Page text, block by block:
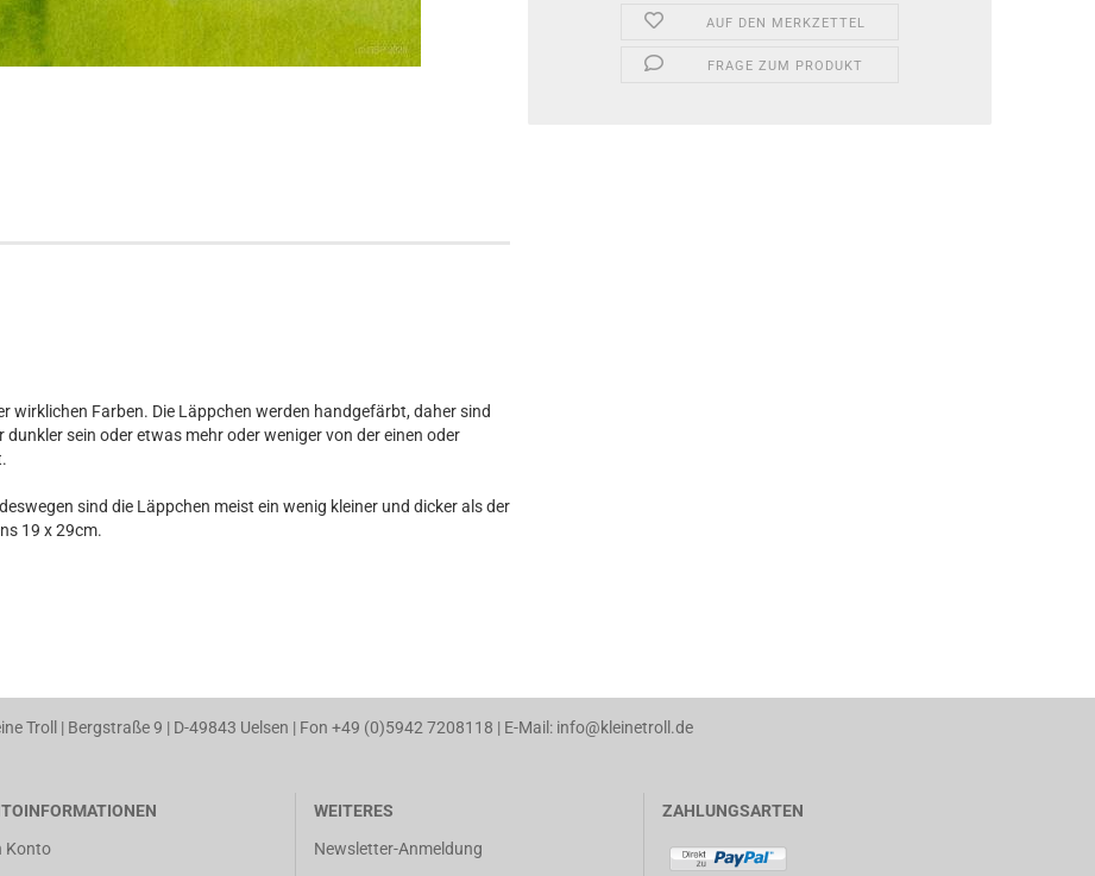
AUF DEN MERKZETTEL
FRAGE ZUM PRODUKT
wirklichen Farben. Die Läppchen werden handgefärbt, daher sind
sein oder etwas mehr oder weniger von der einen oder
sind die Läppchen meist ein wenig kleiner und dicker als der
19 x 29cm.
Troll | Bergstraße 9 | D-49843 Uelsen | Fon +49 (0)5942 7208118 | E-Mail: info@kleinetroll.de
Konto
WEITERES
Newsletter-Anmeldung
ZAHLUNGSARTEN